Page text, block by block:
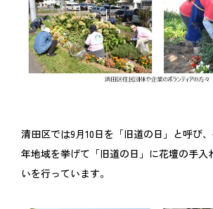
清田区では9月10日を「旧道の日」と呼び
年地域を挙げて「旧道の日」に花壇の手入
いを行っています。